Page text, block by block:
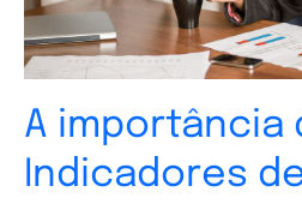
A importância
Indicadores